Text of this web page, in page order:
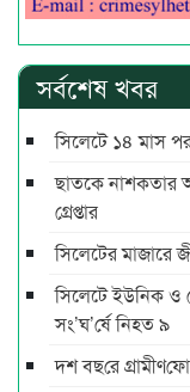
সর্বশেষ খবর
সিলেটে ১৪ মাস
ছাতকে নাশকতার
গ্রেপ্তার
সিলেটের মাজারে
সিলেটে ইউনিক ও
সং’ঘ’র্ষে নিহত ৯
দশ বছ‌রে